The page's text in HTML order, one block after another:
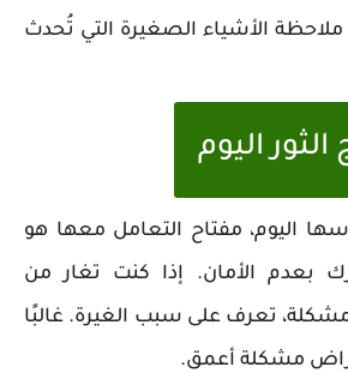
الأشياء الصغيرة التي تُحدث
اليوم
اليوم، مفتاح التعامل معها هو
الأمان. إذا كنت تغار من
تعرف على سبب الغيرة. غالبًا
مشكلة أعمق.